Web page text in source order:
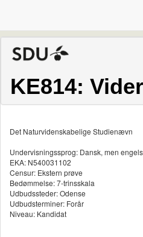
KE814:
Det Naturvidenskabelige Studienævn
Undervisningssprog: Dansk, men
EKA: N540031102
Censur: Ekstern prøve
Bedømmelse: 7-trinsskala
Udbudssteder: Odense
Udbudsterminer: Forår
Niveau: Kandidat